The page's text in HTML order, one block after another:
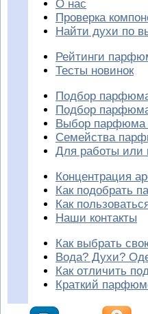
О нас
Проверка
Найти духи по
Рейтинги
Тесты новинок
Подбор
Подбор
Выбор парфюма
Семейства
Для работы или
Концентрация
Как подобрать
Как
Наши контакты
Как выбрать
Вода? Духи?
Как отличить
Краткий